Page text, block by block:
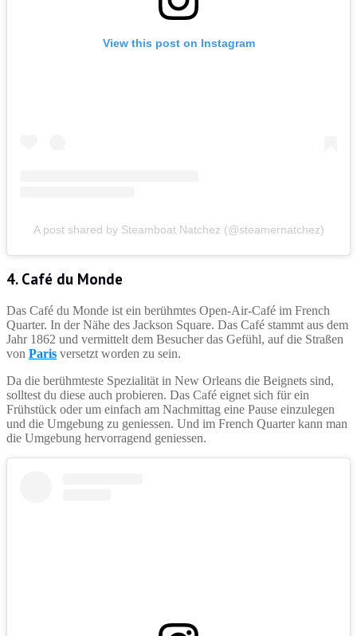
View this post on Instagram
A post shared by Steamboat Natchez (@steamernatchez)
4. Café du Monde
Das Café du Monde ist ein berühmtes Open-Air-Café im French
Quarter. In der Nähe des Jackson Square. Das Café stammt aus dem
Jahr 1862 und vermittelt dem Besucher das Gefühl, auf die Straßen
von Paris versetzt worden zu sein.
Da die berühmteste Spezialität in New Orleans die Beignets sind,
solltest du diese auch probieren. Das Café eignet sich für ein
Frühstück oder um einfach am Nachmittag eine Pause einzulegen
und die Umgebung zu geniessen. Und im French Quarter kann man
die Umgebung hervorragend geniessen.